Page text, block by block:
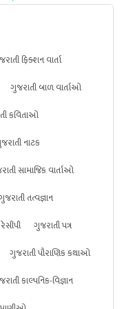
ફિક્શન વાર્તા
ગુજરાતી બાળ વાર્તાઓ
કવિતાઓ
નાટક
સામાજિક વાર્તાઓ
તત્વજ્ઞાન
ગુજરાતી પત્ર
ગુજરાતી પૌરાણિક કથાઓ
કાલ્પનિક-વિજ્ઞાન